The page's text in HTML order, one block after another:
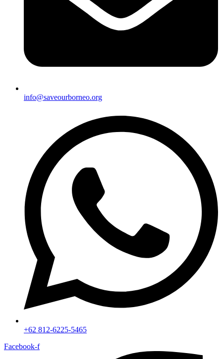
info@saveourborneo.org
+62 812-6225-5465
Facebook-f